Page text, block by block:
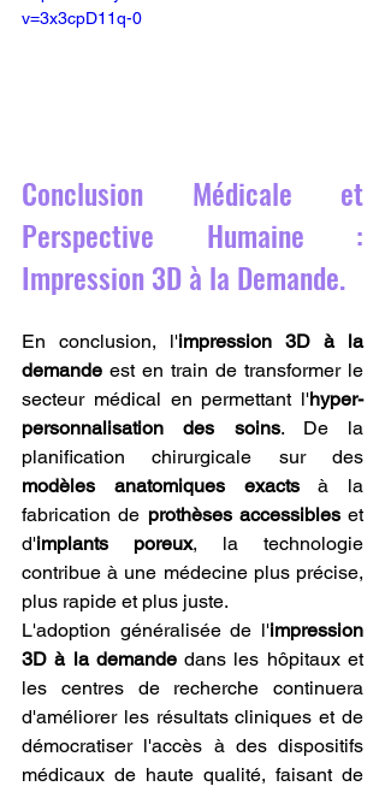
v=3x3cpD11q-0
Conclusion Médicale et
Perspective Humaine :
Impression 3D à la Demande.
En conclusion, l'impression 3D à la
demande est en train de transformer le
secteur médical en permettant l'hyper-
personnalisation des soins. De la
modèles anatomiques exacts à la
fabrication de prothèses accessibles et
d'implants poreux, la technologie
contribue à une médecine plus précise,
plus rapide et plus juste.
L'adoption généralisée de l'impression
3D à la demande dans les hôpitaux et
les centres de recherche continuera
d'améliorer les résultats cliniques et de
démocratiser l'accès à des dispositifs
médicaux de haute qualité, faisant de